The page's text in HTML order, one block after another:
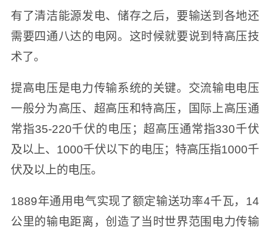
有了清洁能源发电、储存之后，要输送到各地还
需要四通八达的电网。这时候就要说到特高压技
术了。
提高电压是电力传输系统的关键。交流输电电压
一般分为高压、超高压和特高压，国际上高压通
常指35-220千伏的电压；超高压通常指330千伏
及以上、1000千伏以下的电压；特高压指1000千
伏及以上的电压。
1889年通用电气实现了额定输送功率4千瓦，14
公里的输电距离，创造了当时世界范围电力传输